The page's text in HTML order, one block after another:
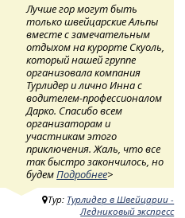
Лучше гор могут быть
только швейцарские Альпы
вместе с замечательным
отдыхом на курорте Скуоль,
который нашей группе
организовала компания
Турлидер и лично Инна с
водителем-профессионалом
Дарко. Спасибо всем
организаторам и
участникам этого
приключения. Жаль, что все
так быстро закончилось, но
будемПодробнее>
Тур: Турлидер в Швейцарии -
Ледниковый экспресс